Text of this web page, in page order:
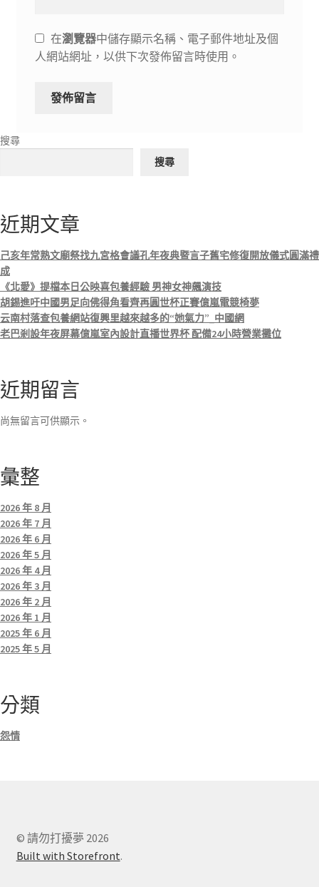
在瀏覽器中儲存顯示名稱、電子郵件地址及個
人網站網址，以供下次發佈留言時使用。
搜尋
搜尋
近期文章
己亥年常熟文廟祭找九宮格會議孔年夜典暨言子舊宅修復開放儀式圓滿禮
成
《北愛》提檔本日公映喜包養經驗 男神女神飆演技
胡錫進吁中國男足向佛得角看齊再圓世杯正賽億嵐電競椅夢
云南村落查包養網站復興里越來越多的“她氣力”_中國網
老巴剎設年夜屏幕億嵐室內設計直播世界杯 配備24小時營業攤位
近期留言
尚無留言可供顯示。
彙整
2026 年 8 月
2026 年 7 月
2026 年 6 月
2026 年 5 月
2026 年 4 月
2026 年 3 月
2026 年 2 月
2026 年 1 月
2025 年 6 月
2025 年 5 月
分類
怨情
© 請勿打擾夢 2026
Built with Storefront.